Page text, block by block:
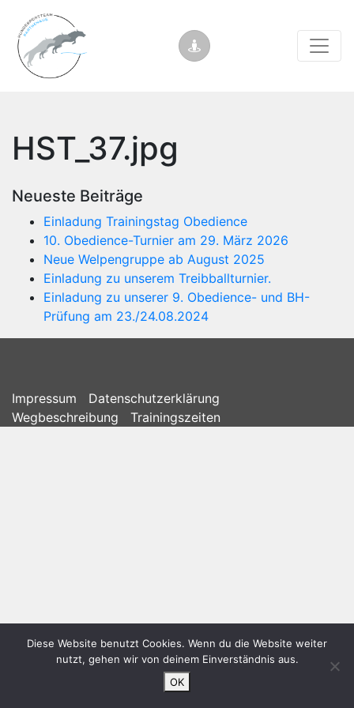
HST_37.jpg
Neueste Beiträge
Einladung Trainingstag Obedience
10. Obedience-Turnier am 29. März 2026
Neue Welpengruppe ab August 2025
Einladung zu unserem Treibballturnier.
Einladung zu unserer 9. Obedience- und BH-
Prüfung am 23./24.08.2024
Impressum
Datenschutzerklärung
Wegbeschreibung
Trainingszeiten
Diese Website benutzt Cookies. Wenn du die Website weiter
nutzt, gehen wir von deinem Einverständnis aus.
OK